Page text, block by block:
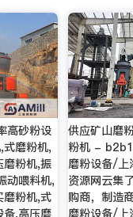
高砂粉设
磨粉机,
磨粉机,振
动喂料机,
磨粉机,式
供应矿山磨
粉机 -
磨粉设备/上
资源网云集
购商，制造